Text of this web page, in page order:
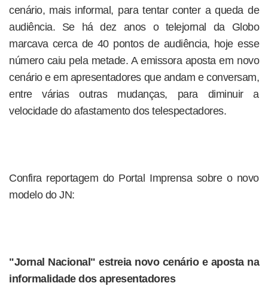
cenário, mais informal, para tentar conter a queda de
audiência. Se há dez anos o telejornal da Globo
marcava cerca de 40 pontos de audiência, hoje esse
número caiu pela metade. A emissora aposta em novo
cenário e em apresentadores que andam e conversam,
entre várias outras mudanças, para diminuir a
velocidade do afastamento dos telespectadores.
Confira reportagem do Portal Imprensa sobre o novo
modelo do JN:
"Jornal Nacional" estreia novo cenário e aposta na
informalidade dos apresentadores